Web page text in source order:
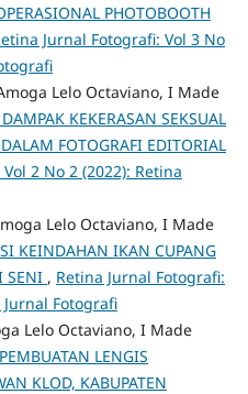
PHOTOBOOTH
Jurnal Fotografi: Vol 3 No
Lelo Octaviano, I Made
KEKERASAN SEKSUAL
FOTOGRAFI EDITORIAL
2 No 2 (2022): Retina
Lelo Octaviano, I Made
KEINDAHAN IKAN CUPANG
SENI , Retina Jurnal Fotografi:
Jurnal Fotografi
Lelo Octaviano, I Made
LENGIS
KLOD, KABUPATEN